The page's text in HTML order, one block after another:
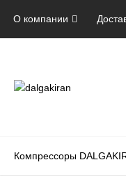
О компании
Компрессоры